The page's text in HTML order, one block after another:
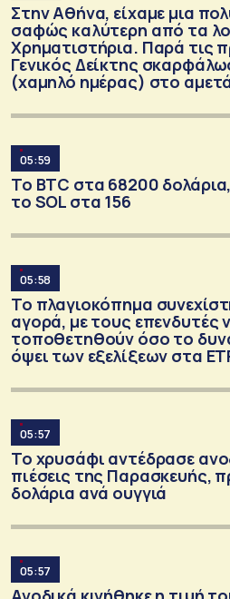
Στην Αθήνα, είχαμε μια
σαφώς καλύτερη από τα
Χρηματιστήρια. Παρά τις
Γενικός Δείκτης
(χαμηλό ημέρας) στο
05:59
Το ΒΤC στα 68200
το SOL στα 156
05:58
Το πλαγιοκόπημα
αγορά, με τους
τοποθετηθούν όσο το
όψει των εξελίξεων στα
05:57
Το χρυσάφι αντέδρασε
πιέσεις της Παρασκευής,
δολάρια ανά ουγγιά
05:57